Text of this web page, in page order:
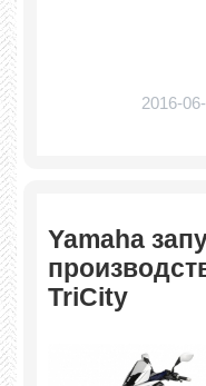
2016-
Yamaha
TriCity